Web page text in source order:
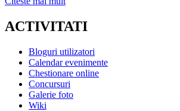
ACTIVITATI
Bloguri utilizatori
Calendar evenimente
Chestionare online
Concursuri
Galerie foto
Wiki